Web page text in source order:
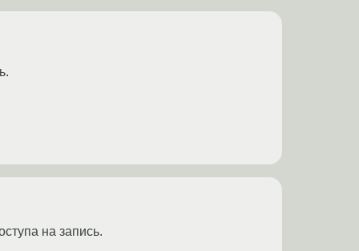
на запись.